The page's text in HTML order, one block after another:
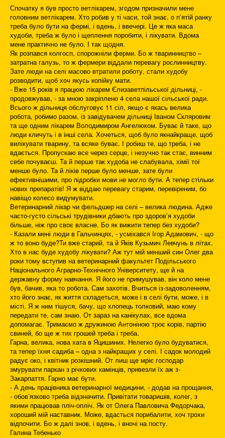
Спочатку я був просто ветлікарем, згодом призначили мене
головним ветлікарем. Хто робив у ті часи, той знає, о п’ятій ранку
треба було бути на фермі, і вдень, і ввечері. Це ж яка маса
худоби, треба ж було і щеплення поробити, і лікувати. Вдома
мене практично не було. І так щодня.
Як розпався колгосп, спорожніли ферми. Бо ж тваринництво –
затратна галузь, то ж фермери віддали перевагу рослинництву.
Зате люди на селі масово втратили роботу, стали худобу
розводити, щоб хоч якусь копійку мати.
- Вже 15 років я працюю лікарем Єлизаветпільської дільниці, -
продовжував, - за мною закріплено 4 села нашої сільської ради.
Всього ж дільниця обслуговує 11 сіл, якщо є якась велика
робота, робимо разом, із завідувачем дільниці Іваном Скляровим
та ще одним лікарем Володимиром Ангелюком. Буває й таке, що
люди кличуть і в інші села. Хочеться, щоб було якнайкраще, щоб
вилікувати тварину, та всяке буває. І робиш те, що треба, і не
вдається. Пропускаю все через серце, і незучно так стає, винним
себе почуваєш. Та й перше так худоба не слабувала, хімії тої
менше було. Та й ліків перше було менше, зате були
ефективнішими, про підробки мови не могло бути. А тепер стільки
нових препаратів! Я ж віддаю перевагу старим, перевіреним, бо
навіщо колесо видумувати.
Ветеринарний лікар чи фельдшер на селі – велика людина. Адже
часто-густо сільські трудівники дбають про здоров’я худоби
більше, ніж про своє власне. Бо як вижити тепер без худоби?
- Казали мені люди в Гальчинцях, - усміхався Ігор Адамович, - що
ж то воно буде?Ти вже старий, та й Яків Кузьмич Левчунь в літах.
Хто в нас буде худобу лікувати? Аж тут мій менший син Олег два
роки тому вступив на ветеринарний факультет Подільського
Національного Аграрно-Технічного Університету, ще й на
державну форму навчання. Я його не примушував, він коло мене
був, бачив, яка то робота. Сам захотів. Вчиться із-задоволенням,
хто його знає, як життя складеться, може і в селі бути, може, і в
місті. Я ж ним тішуся, бачу, що хлопець толковий, маю кому
передати те, сам знаю. От зараз на канікулах, все вдома
допомагає. Тримаємо ж дружиною Антоніною троє корів, партію
свиней, бо ще ж тих грошей треба і треба.
Гарна, велика, нова хата в Яцишиних. Нелегко було будуватися,
та тепер їхня садиба – одна з найкращих у селі. І садок молодий
радує око, і квітник розкішний. От лиш ще мріє господар
змурувати паркан з річкових камінців, привезли їх аж з-
Закарпаття. Гарно має бути.
- А день працівника ветеринарної медицини, - додав на прощання,
- обов’язково треба відзначити. Привітати товаришів, колег, з
якими працював пліч-опліч. Як от Олега Павловича Федорчака,
хороший мій наставник. Може, вдасться порибалити, хоч трохи
відпочити. Бо ж далі знов, і вдень, і вночі на посту.
Галина Тебенько